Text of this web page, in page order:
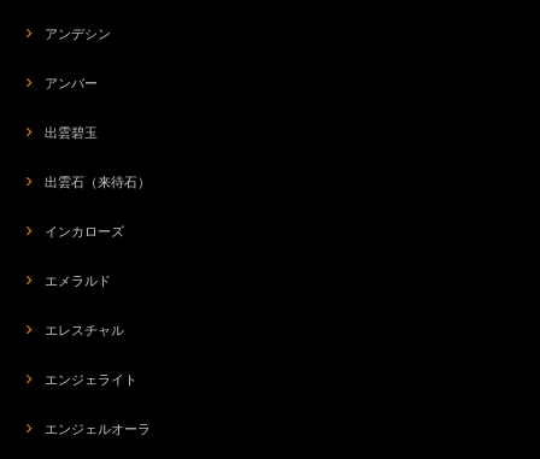
エキゾチックな香りで、満足しました。これで今気になる人に触れられたら
楽しみにしています。
アンデシン
アンバー
出雲碧玉
出雲石（来待石）
インカローズ
エメラルド
エレスチャル
エンジェライト
エンジェルオーラ